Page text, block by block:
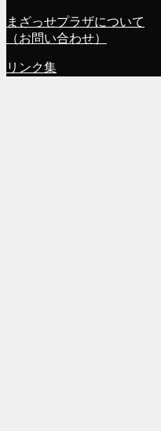
まざっせプラザについて
（お問い合わせ）
リンク集